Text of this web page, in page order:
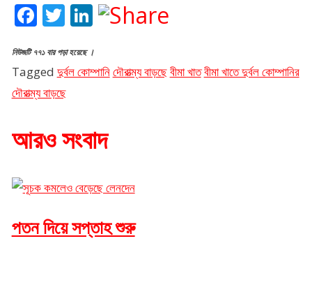
Facebook
Twitter
LinkedIn
নিউজটি ৭৭১ বার পড়া হয়েছে ।
Tagged দুর্বল কোম্পানিদৌরাত্ম্য বাড়ছেবীমা খাতবীমা খাতে দুর্বল কোম্পানির
দৌরাত্ম্য বাড়ছে
আরও সংবাদ
পতন দিয়ে সপ্তাহ শুরু